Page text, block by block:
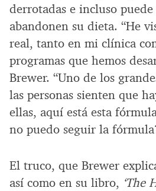
derrotadas e incluso
abandonen su dieta. “He
real, tanto en mi clínica
programas que hemos
Brewer. “Uno de los
las personas sienten que
ellas, aquí está esta
no puedo seguir la
El truco, que Brewer
así como en su libro, ‘The